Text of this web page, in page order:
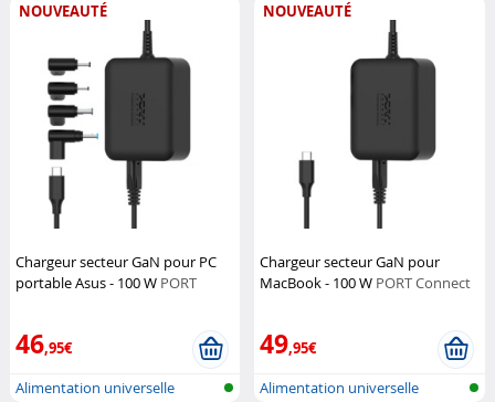
NOUVEAUTÉ
Chargeur secteur GaN pour PC
portable Asus - 100 W PORT
46,95€
Alimentation universelle
NOUVEAUTÉ
Chargeur secteur GaN pour
MacBook - 100 W PORT Connect
49,95€
Alimentation universelle